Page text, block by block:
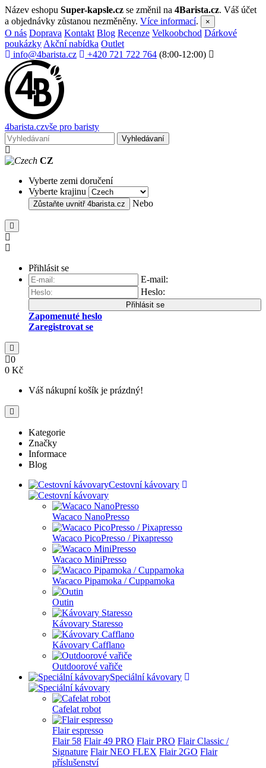
Název eshopu Super-kapsle.cz se změnil na 4Barista.cz. Váš účet
a objednávky zůstanou nezměněny. Více informací. ×
O nás Doprava Kontakt Blog Recenze Velkoobchod Dárkové
poukázky Akční nabídka Outlet
info@4barista.cz
+420 721 722 764 (8:00-12:00)
4barista.czvše pro baristy
Vyhledávaní
CZ
Vyberte zemi doručení
Vyberte krajinu
Zůstaňte uvnitř 4barista.cz Nebo
Přihlásit se
E-mail:
Heslo:
Přihlásit se
Zapomenuté heslo
Zaregistrovat se
0
0 Kč
Váš nákupní košík je prázdný!
Kategorie
Značky
Informace
Blog
Cestovní kávovary
Wacaco NanoPresso
Wacaco PicoPresso / Pixapresso
Wacaco MiniPresso
Wacaco Pipamoka / Cuppamoka
Outin
Kávovary Staresso
Kávovary Cafflano
Outdoorové vařiče
Speciální kávovary
Cafelat robot
Flair espresso
Flair 58 Flair 49 PRO Flair PRO Flair Classic /
Signature Flair NEO FLEX Flair 2GO Flair
příslušenství